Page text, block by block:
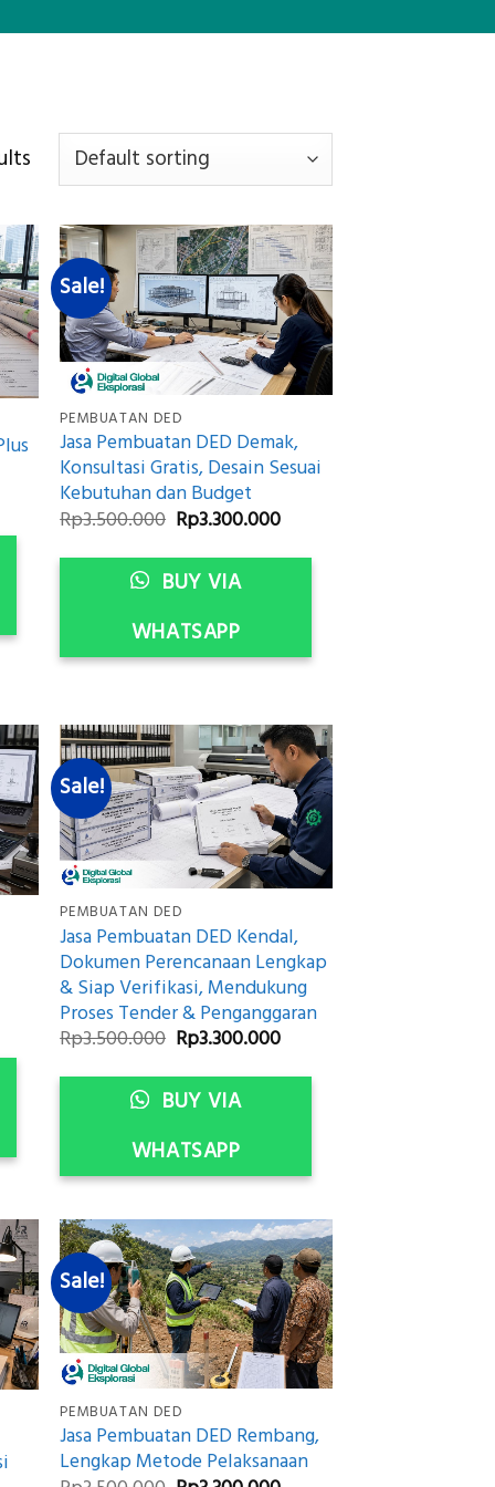
Sale!
PEMBUATAN DED
Jasa Pembuatan DED Demak,
Konsultasi Gratis, Desain Sesuai
Kebutuhan dan Budget
Rp3.500.000 Original
price
was:
Rp3.500.000.
Rp3.300.000Current
is:
BUY VIA
WHATSAPP
Sale!
PEMBUATAN DED
Jasa Pembuatan DED Kendal,
Dokumen Perencanaan Lengkap
& Siap Verifikasi, Mendukung
Proses Tender & Penganggaran
Rp3.500.000 Original
price
was:
Rp3.500.000.
Rp3.300.000Current
is:
BUY VIA
WHATSAPP
Sale!
PEMBUATAN DED
Jasa Pembuatan DED Rembang,
Lengkap Metode Pelaksanaan